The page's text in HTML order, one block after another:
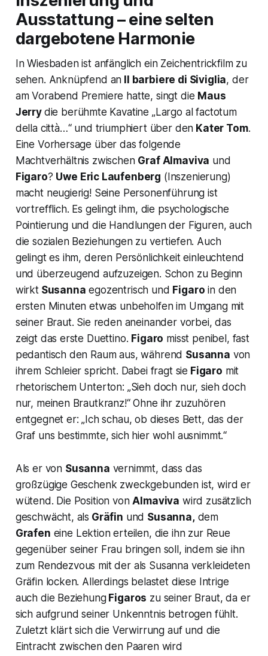
Ausstattung – eine selten
dargebotene Harmonie
In Wiesbaden ist anfänglich ein Zeichentrickfilm zu
sehen. Anknüpfend an Il barbiere di Siviglia, der
am Vorabend Premiere hatte, singt die Maus
Jerry die berühmte Kavatine „Largo al factotum
della città…“ und triumphiert über den Kater Tom.
Eine Vorhersage über das folgende
Machtverhältnis zwischen Graf Almaviva und
Figaro? Uwe Eric Laufenberg (Inszenierung)
macht neugierig! Seine Personenführung ist
vortrefflich. Es gelingt ihm, die psychologische
Pointierung und die Handlungen der Figuren, auch
die sozialen Beziehungen zu vertiefen. Auch
gelingt es ihm, deren Persönlichkeit einleuchtend
und überzeugend aufzuzeigen. Schon zu Beginn
wirktSusanna egozentrisch und Figaro in den
ersten Minuten etwas unbeholfen im Umgang mit
seiner Braut. Sie reden aneinander vorbei, das
zeigt das erste Duettino. Figaro misst penibel, fast
pedantisch den Raum aus, während Susanna von
ihrem Schleier spricht. Dabei fragt sie Figaro mit
rhetorischem Unterton: „Sieh doch nur, sieh doch
nur, meinen Brautkranz!“Ohne ihr zuzuhören
entgegnet er: „Ich schau, ob dieses Bett, das der
Graf uns bestimmte, sich hier wohl ausnimmt.“
Als er von Susanna vernimmt, dass das
großzügige Geschenk zweckgebunden ist, wird er
wütend. Die Position vonAlmaviva wird zusätzlich
geschwächt, als Gräfin und Susanna,dem
Grafen eine Lektion erteilen, die ihn zur Reue
gegenüber seiner Frau bringen soll, indem sie ihn
zum Rendezvous mit der als Susanna verkleideten
Gräfin locken. Allerdings belastet diese Intrige
auch die BeziehungFigaros zu seiner Braut, da er
sich aufgrund seiner Unkenntnis betrogen fühlt.
Zuletzt klärt sich die Verwirrung auf und die
Eintracht zwischen den Paaren wird